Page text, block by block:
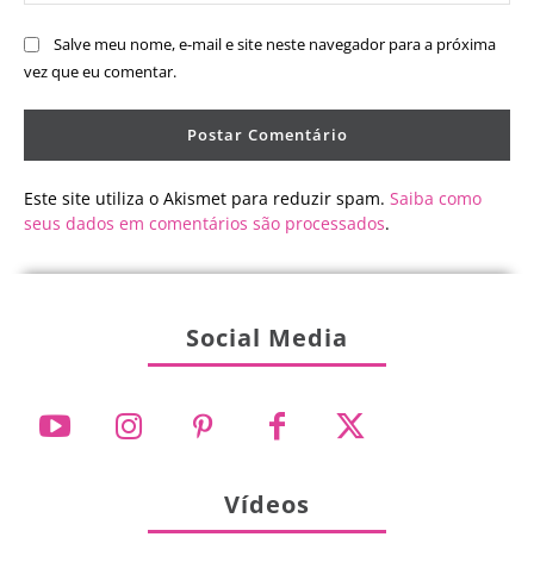
Salve meu nome, e-mail e site neste navegador para a próxima
vez que eu comentar.
Este site utiliza o Akismet para reduzir spam. Saiba como
seus dados em comentários são processados.
Social Media
Vídeos